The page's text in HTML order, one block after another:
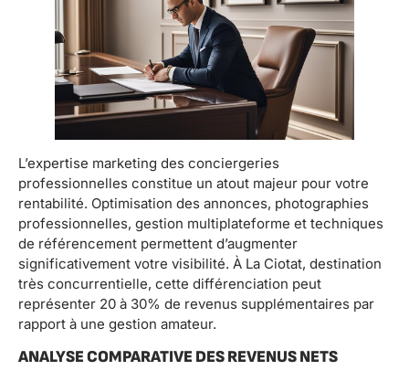
L’expertise marketing des conciergeries
professionnelles constitue un atout majeur pour votre
rentabilité. Optimisation des annonces, photographies
professionnelles, gestion multiplateforme et techniques
de référencement permettent d’augmenter
significativement votre visibilité. À La Ciotat, destination
très concurrentielle, cette différenciation peut
représenter 20 à 30% de revenus supplémentaires par
rapport à une gestion amateur.
ANALYSE COMPARATIVE DES REVENUS NETS